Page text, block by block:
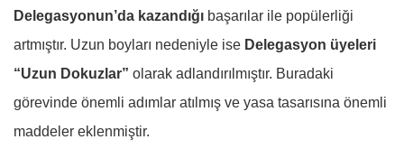
Delegasyonun’da kazandığı başarılar ile popülerliği
artmıştır. Uzun boyları nedeniyle ise Delegasyon üyeleri
“Uzun Dokuzlar” olarak adlandırılmıştır. Buradaki
görevinde önemli adımlar atılmış ve yasa tasarısına önemli
maddeler eklenmiştir.